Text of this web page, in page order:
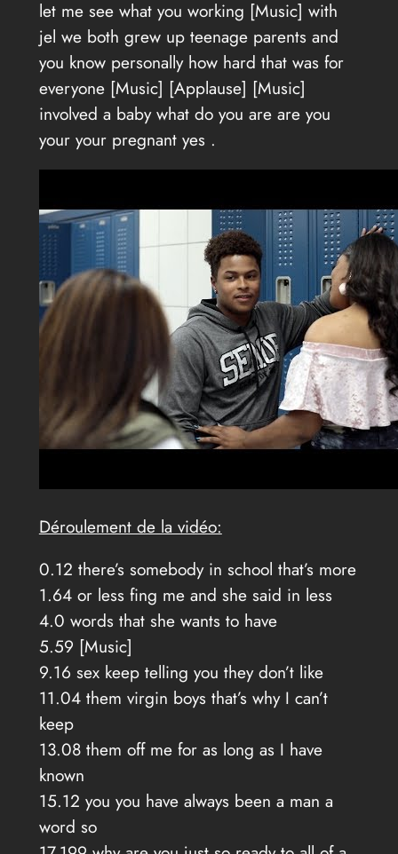
let me see what you working [Music] with
jel we both grew up teenage parents and
you know personally how hard that was for
everyone [Music] [Applause] [Music]
involved a baby what do you are are you
your your pregnant yes .
Déroulement de la vidéo:
0.12 there’s somebody in school that’s more
1.64 or less fing me and she said in less
4.0 words that she wants to have
5.59 [Music]
9.16 sex keep telling you they don’t like
11.04 them virgin boys that’s why I can’t
keep
13.08 them off me for as long as I have
known
15.12 you you have always been a man a
word so